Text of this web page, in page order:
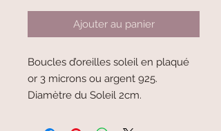
Ajouter au panier
Boucles d’oreilles soleil en plaqué
or 3 microns ou argent 925.
Diamètre du Soleil 2cm.